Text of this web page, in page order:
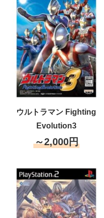
ウルトラマン Fighting
Evolution3
～2,000円